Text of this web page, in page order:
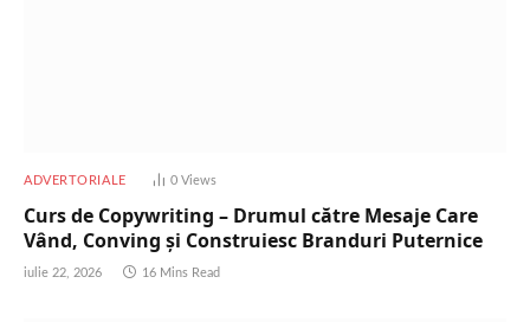
ADVERTORIALE 0 Views
Curs de Copywriting – Drumul către Mesaje Care
Vând, Conving și Construiesc Branduri Puternice
iulie 22, 2026 16 Mins Read